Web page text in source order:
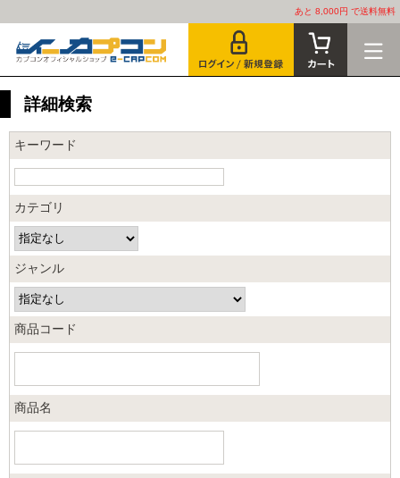
あと 8,000円 で送料無料
詳細検索
キーワード
カテゴリ
ジャンル
商品コード
商品名